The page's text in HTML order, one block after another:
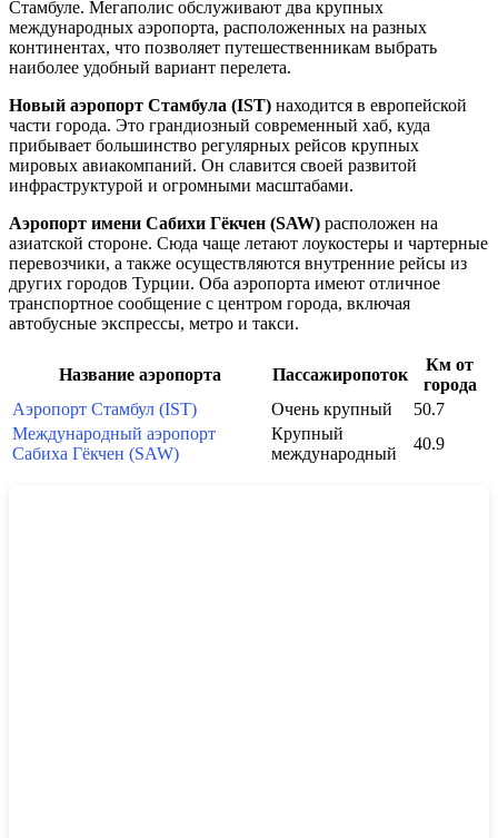
Стамбуле. Мегаполис обслуживают два крупных
международных аэропорта, расположенных на разных
континентах, что позволяет путешественникам выбрать
наиболее удобный вариант перелета.
Новый аэропорт Стамбула (IST) находится в европейской
части города. Это грандиозный современный хаб, куда
прибывает большинство регулярных рейсов крупных
мировых авиакомпаний. Он славится своей развитой
инфраструктурой и огромными масштабами.
Аэропорт имени Сабихи Гёкчен (SAW) расположен на
азиатской стороне. Сюда чаще летают лоукостеры и чартерные
перевозчики, а также осуществляются внутренние рейсы из
других городов Турции. Оба аэропорта имеют отличное
транспортное сообщение с центром города, включая
автобусные экспрессы, метро и такси.
Название аэропорта Пассажиропоток
Км от
города
Аэропорт Стамбул (IST)
Очень крупный
50.7
Международный аэропорт
Сабиха Гёкчен (SAW)
Крупный
международный
40.9